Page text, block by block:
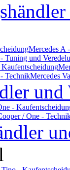
Mercedes A
Tuning und
TechnikMercedes
und
-
/ One -